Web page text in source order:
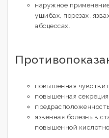
наружное
ушибах, порезах,
абсцессах.
повышенная
повышенная
язвенная болезнь в
повышенной